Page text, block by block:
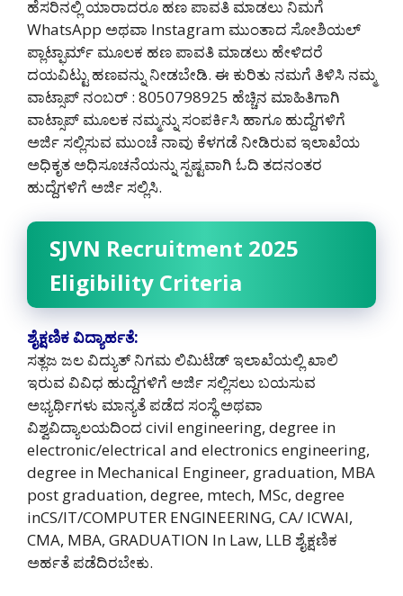
ಹೆಸರಿನಲ್ಲಿ ಯಾರಾದರೂ ಹಣ ಪಾವತಿ ಮಾಡಲು ನಿಮಗೆ
WhatsApp ಅಥವಾ Instagram ಮುಂತಾದ ಸೋಶಿಯಲ್
ಪ್ಲಾಟ್ಫಾರ್ಮ್ ಮೂಲಕ ಹಣ ಪಾವತಿ ಮಾಡಲು ಹೇಳಿದರೆ
ದಯವಿಟ್ಟು ಹಣವನ್ನು ನೀಡಬೇಡಿ‌. ಈ ಕುರಿತು ನಮಗೆ ತಿಳಿಸಿ ನಮ್ಮ
ವಾಟ್ಸಾಪ್ ನಂಬರ್ : 8050798925 ಹೆಚ್ಚಿನ ಮಾಹಿತಿಗಾಗಿ
ವಾಟ್ಸಾಪ್ ಮೂಲಕ ನಮ್ಮನ್ನು ಸಂಪರ್ಕಿಸಿ ಹಾಗೂ ಹುದ್ದೆಗಳಿಗೆ
ಅರ್ಜಿ ಸಲ್ಲಿಸುವ ಮುಂಚೆ ನಾವು ಕೆಳಗಡೆ ನೀಡಿರುವ ಇಲಾಖೆಯ
ಅಧಿಕೃತ ಅಧಿಸೂಚನೆಯನ್ನು ಸ್ಪಷ್ಟವಾಗಿ ಓದಿ ತದನಂತರ
ಹುದ್ದೆಗಳಿಗೆ ಅರ್ಜಿ ಸಲ್ಲಿಸಿ.
SJVN Recruitment 2025
Eligibility Criteria
ಶೈಕ್ಷಣಿಕ ವಿದ್ಯಾರ್ಹತೆ:
ಸತ್ಲಜ ಜಲ ವಿದ್ಯುತ್ ನಿಗಮ ಲಿಮಿಟೆಡ್ ಇಲಾಖೆಯಲ್ಲಿ ಖಾಲಿ
ಇರುವ ವಿವಿಧ ಹುದ್ದೆಗಳಿಗೆ ಅರ್ಜಿ ಸಲ್ಲಿಸಲು ಬಯಸುವ
ಅಭ್ಯರ್ಥಿಗಳು ಮಾನ್ಯತೆ ಪಡೆದ ಸಂಸ್ಥೆ ಅಥವಾ
ವಿಶ್ವವಿದ್ಯಾಲಯದಿಂದ civil engineering, degree in
electronic/electrical and electronics engineering,
degree in Mechanical Engineer, graduation, MBA
post graduation, degree, mtech, MSc, degree
inCS/IT/COMPUTER ENGINEERING, CA/ ICWAI,
CMA, MBA, GRADUATION In Law, LLB ಶೈಕ್ಷಣಿಕ
ಅರ್ಹತೆ ಪಡೆದಿರಬೇಕು.